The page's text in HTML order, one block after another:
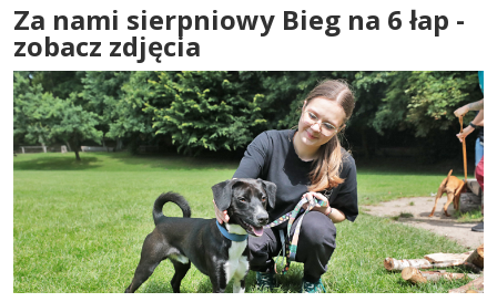
Za nami sierpniowy Bieg na 6 łap -
zobacz zdjęcia